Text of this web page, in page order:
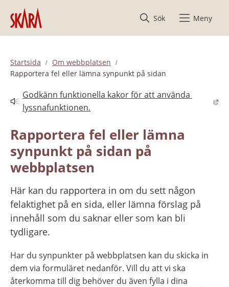
Hoppa till innehåll
Sök
Meny
Startsida
Om webbplatsen
Rapportera fel eller lämna synpunkt på sidan
Godkänn funktionella kakor för att använda
lyssnafunktionen.
Länk till annan webbplats.
Rapportera fel eller lämna
synpunkt på sidan på
webbplatsen
Här kan du rapportera in om du sett någon
felaktighet på en sida, eller lämna förslag på
innehåll som du saknar eller som kan bli
tydligare.
Har du synpunkter på webbplatsen kan du skicka in
dem via formuläret nedanför. Vill du att vi ska
återkomma till dig behöver du även fylla i dina